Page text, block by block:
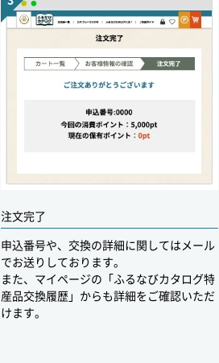
注文完了
申込番号や、交換の詳細に関してはメール
でお送りしております。
また、マイページの「ふるなびカタログ特
産品交換履歴」からも詳細をご確認いただ
けます。